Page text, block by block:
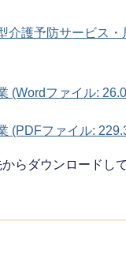
介護予防サービス
(Wordファイル:
(PDFファイル:
らダウンロードし